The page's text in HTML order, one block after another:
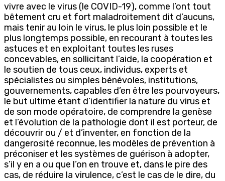
vivre avec le virus (le COVID-19), comme l’ont tout
bêtement cru et fort maladroitement dit d’aucuns,
mais tenir au loin le virus, le plus loin possible et le
plus longtemps possible, en recourant à toutes les
astuces et en exploitant toutes les ruses
concevables, en sollicitant l’aide, la coopération et
le soutien de tous ceux, individus, experts et
spécialistes ou simples bénévoles, institutions,
gouvernements, capables d’en être les pourvoyeurs,
le but ultime étant d’identifier la nature du virus et
de son mode opératoire, de comprendre la genèse
et l’évolution de la pathologie dont il est porteur, de
découvrir ou / et d’inventer, en fonction de la
dangerosité reconnue, les modèles de prévention à
préconiser et les systèmes de guérison à adopter,
s’il y en a ou que l’on en trouve et, dans le pire des
cas, de réduire la virulence, c’est le cas de le dire, du